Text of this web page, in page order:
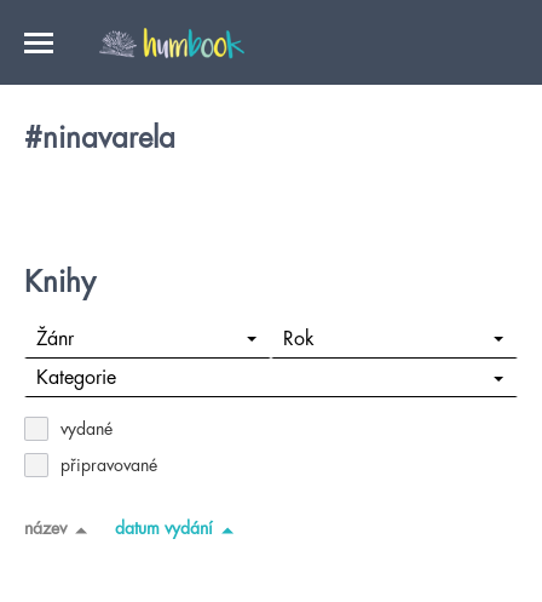
#ninavarela
Knihy
Žánr Rok
Kategorie
vydané
připravované
název datum vydání